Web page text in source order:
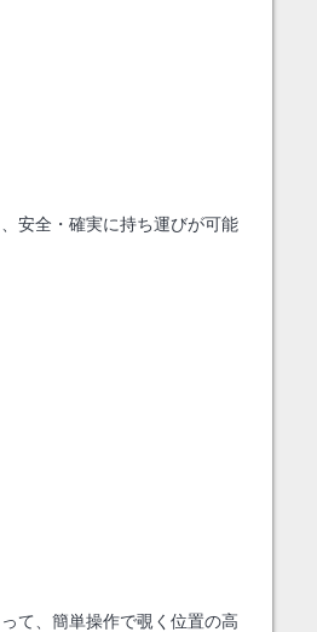
安全・確実に持ち運びが可能
て、簡単操作で覗く位置の高